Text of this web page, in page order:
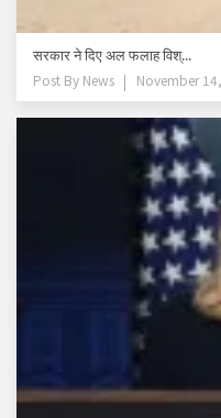
सरकार ने दिए अल फलाह विश्...
Post By News November